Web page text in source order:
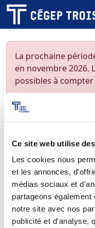
Ce site web utilise
Les cookies nous
et les annonces,
médias sociaux et
partageons
notre site avec nos
publicité et d'analyse,
La prochaine
en novembre 2026.
possibles à
D'ici là, si tu
études collégiales,
Retourner au site